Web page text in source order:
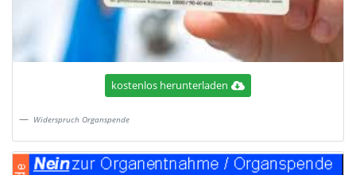
kostenlos herunterladen
Widerspruch Organspende